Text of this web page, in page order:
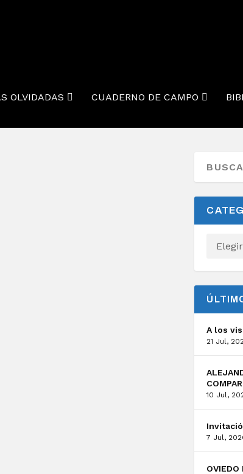
OLVIDADAS CUADERNO DE CAMPO
A los
21 Jul,
10 Jul,
7 Jul,
OVIEDO